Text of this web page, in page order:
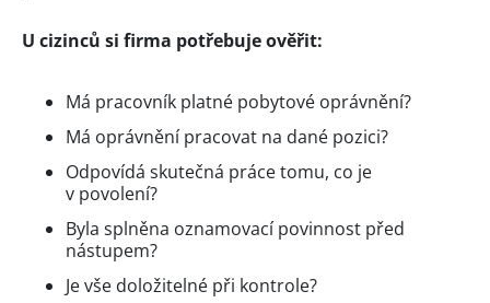
U cizinců si firma potřebuje ověřit:
Má pracovník platné pobytové oprávnění?
Má oprávnění pracovat na dané pozici?
Odpovídá skutečná práce tomu, co je
v povolení?
Byla splněna oznamovací povinnost před
nástupem?
Je vše doložitelné při kontrole?